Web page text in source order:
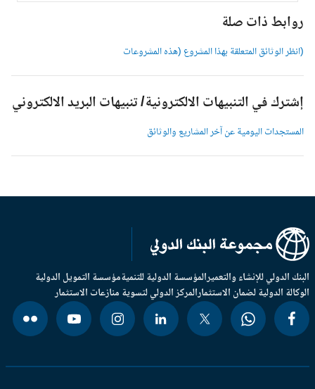
روابط ذات صلة
(انظر الوثائق المتعلقة بهذا المشروع (هذه المشروعات
إشترك في التنبيهات الالكترونية/ تنبيهات البريد الالكتروني
المستجدات اليومية عن آخر المشاريع والوثائق
الدولي للإنشاء والتعميرالمؤسسة الدولية للتنميةمؤسسة التمويل الدولية
الدولية لضمان الاستثمارالمركز الدولي لتسوية منازعات الاستثمار